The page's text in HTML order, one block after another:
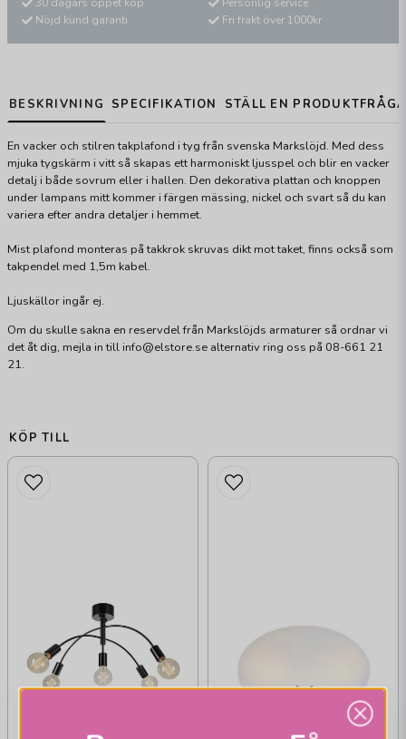
Nöjd kund garanti
Fri frakt över 1000kr
BESKRIVNING SPECIFIKATION STÄLL EN
En vacker och stilren takplafond i tyg från svenska Markslöjd. Med dess
mjuka tygskärm i vitt så skapas ett harmoniskt ljusspel och blir en vacker
detalj i både sovrum eller i hallen. Den dekorativa plattan och knoppen
under lampans mitt kommer i färgen mässing, nickel och svart så du kan
variera efter andra detaljer i hemmet.
Mist plafond monteras på takkrok skruvas dikt mot taket, finns också som
takpendel med 1,5m kabel.
Ljuskällor ingår ej.
Om du skulle sakna en reservdel från Markslöjds armaturer så ordnar vi
det åt dig, mejla in till info@elstore.se alternativ ring oss på 08-661 21
21.
KÖP TILL